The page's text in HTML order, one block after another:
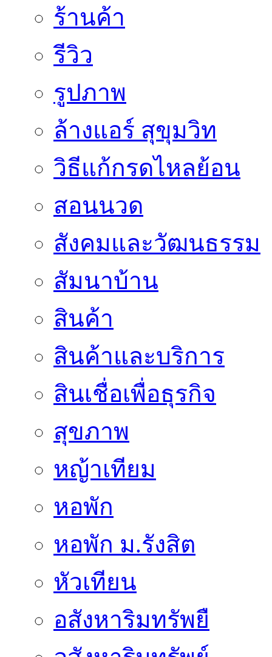
ร้านค้า
รีวิว
รูปภาพ
ล้างแอร์ สุขุมวิท
วิธีแก้กรดไหลย้อน
สอนนวด
สังคมและวัฒนธรรม
สัมนาบ้าน
สินค้า
สินค้าและบริการ
สินเชื่อเพื่อธุรกิจ
สุขภาพ
หญ้าเทียม
หอพัก
หอพัก ม.รังสิต
หัวเทียน
อสังหาริมทรัพยื